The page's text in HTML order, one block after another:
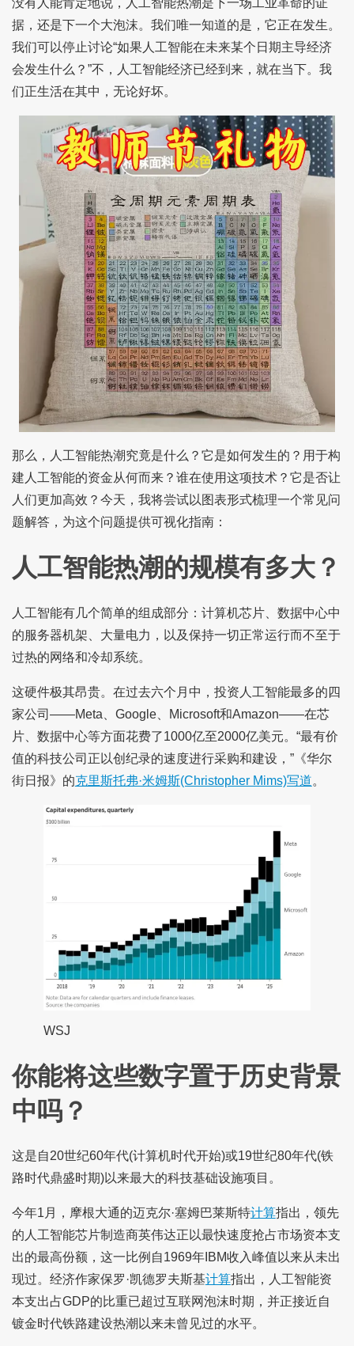
据，还是下一个大泡沫。我们唯一知道的是，它正在发生。
我们可以停止讨论“如果人工智能在未来某个日期主导经济
会发生什么？”不，人工智能经济已经到来，就在当下。我
们正生活在其中，无论好坏。
那么，人工智能热潮究竟是什么？它是如何发生的？用于构
建人工智能的资金从何而来？谁在使用这项技术？它是否让
人们更加高效？今天，我将尝试以图表形式梳理一个常见问
题解答，为这个问题提供可视化指南：
人工智能热潮的规模有多大？
人工智能有几个简单的组成部分：计算机芯片、数据中心中
的服务器机架、大量电力，以及保持一切正常运行而不至于
过热的网络和冷却系统。
这硬件极其昂贵。在过去六个月中，投资人工智能最多的四
家公司——Meta、Google、Microsoft和Amazon——在芯
片、数据中心等方面花费了1000亿至2000亿美元。“最有价
值的科技公司正以创纪录的速度进行采购和建设，”《华尔
街日报》的克里斯托弗·米姆斯(Christopher Mims)写道。
WSJ
你能将这些数字置于历史背景
中吗？
这是自20世纪60年代(计算机时代开始)或19世纪80年代(铁
路时代鼎盛时期)以来最大的科技基础设施项目。
今年1月，摩根大通的迈克尔·塞姆巴莱斯特计算指出，领先
的人工智能芯片制造商英伟达正以最快速度抢占市场资本支
出的最高份额，这一比例自1969年IBM收入峰值以来从未出
现过。经济作家保罗·凯德罗夫斯基计算指出，人工智能资
本支出占GDP的比重已超过互联网泡沫时期，并正接近自
镀金时代铁路建设热潮以来未曾见过的水平。